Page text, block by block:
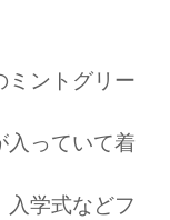
ミントグリー
入っていて着
入学式などフ